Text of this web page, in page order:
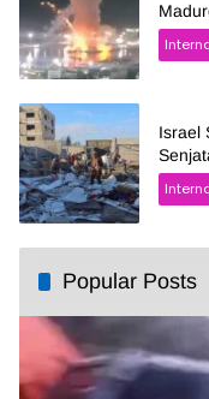
Israel
Popular Posts